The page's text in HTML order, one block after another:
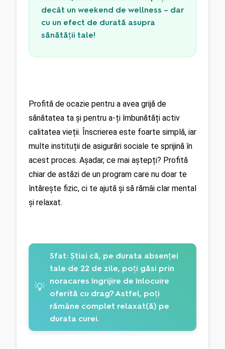
decât un weekend de wellness – dar
cu un efect de durată asupra
sănătății tale!
Profită de ocazie pentru a avea grijă de
sănătatea ta și pentru a-ți îmbunătăți activ
calitatea vieții. Înscrierea este foarte simplă, iar
multe instituții de asigurări sociale te sprijină în
acest proces. Așadar, ce mai aștepți? Profită
chiar de astăzi de un program care nu doar te
întărește fizic, ci te ajută și să rămâi clar mental
și relaxat.
💡
Sfat: Știai că, pe durata absenței
tale de 22 de zile, poți găsi prin
noracares îngrijire de înlocuire
oferită cu drag? Astfel, poți
rămâne complet relaxat(ă) pe
durata curei.